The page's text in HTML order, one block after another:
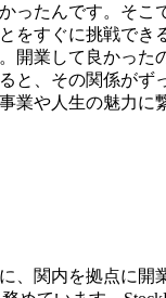
ったんです。そこ
をすぐに挑戦でき
開業して良かった
と、その関係がず
業や人生の魅力に
に、関内を拠点に開